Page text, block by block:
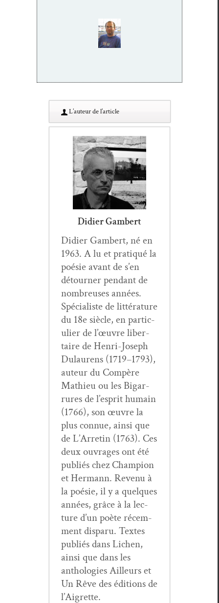
L’au­teur de l’article
Didier Gambert
Didi­er Gam­bert, né en
1963. A lu et pra­tiqué la
poésie avant de s’en
détourn­er pen­dant de
nom­breuses années.
Spé­cial­iste de lit­téra­ture
du 18e siè­cle, en par­ti­c­
uli­er de l’œuvre lib­er­
taire de Hen­ri-Joseph
Dulau­rens (1719–1793),
auteur du Com­père
Math­ieu ou les Bigar­
rures de l’esprit humain
(1766), son œuvre la
plus con­nue, ain­si que
de L’Arretin (1763). Ces
deux ouvrages ont été
pub­liés chez Cham­pi­on
et Her­mann. Revenu à
la poésie, il y a quelques
années, grâce à la lec­
ture d’un poète récem­
ment dis­paru. Textes
pub­liés dans Lichen,
ain­si que dans les
antholo­gies Ailleurs et
Un Rêve des édi­tions de
l’Aigrette.